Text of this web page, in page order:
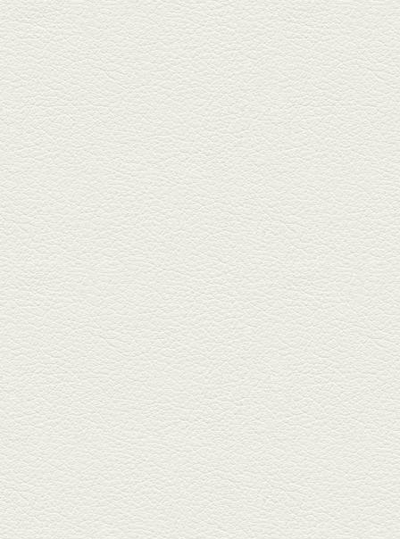
食堂いしばしさん家』は、賑や
かでお...
2026年1月30日放送
焼き餃子＆海老チリ
栄通りの路地奥、隠れ家的な店
『富富飯店 新市街酒家』へ。２
階に...
2026年1月9日放送
酢だこ＆焼ぎょうざ
健軍で人吉の有名店のぎょうざ
を！『松龍軒健軍店』で、味わ
いの刻...
2025年12月19日放送
おばんざい三種盛＆麻婆
豆腐
東区月出『中華酒場アガレヤ』
は、スパイスが効いた一味違う
中華が...
2025年11月28日放送
ごま鯛＆牛すじ大根
名店揃いの並木坂ドルハウスビ
ルに今年生まれた新たな名店、
『家庭...
2025年11月7日放送
贅沢馬刺し盛合せ＆極上